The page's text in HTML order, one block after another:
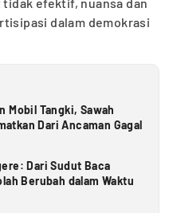
dalam demokrasi
Mobil Tangki, Sawah
Dari Ancaman Gagal
Dari Sudut Baca
Berubah dalam Waktu